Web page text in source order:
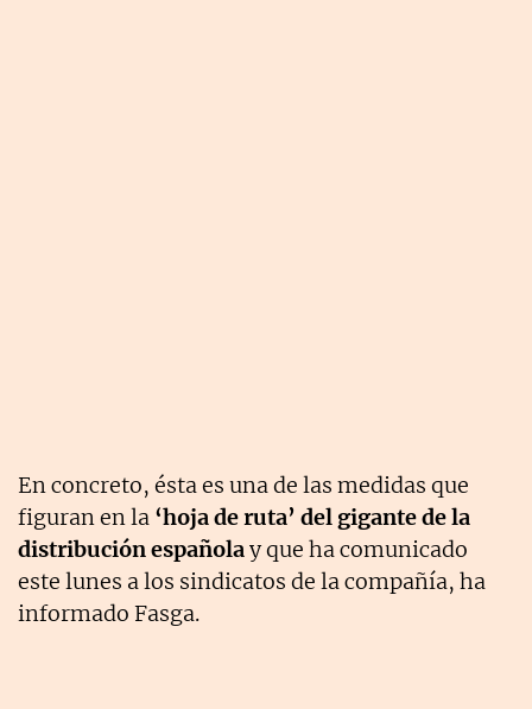
En concreto, ésta es una de las medidas que
figuran en la ‘hoja de ruta’ del gigante de la
distribución españolay que ha comunicado
este lunes a los sindicatos de la compañía, ha
informado Fasga.